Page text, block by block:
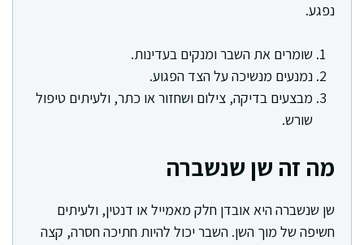
נפגע.
שומרים את השבר ומנקים בעדינות.
נמנעים מנשיכה על הצד הפגוע.
מבצעים בדיקה, צילום ושחזור או כתר, ולעיתים טיפול
שורש.
מה זה שן שנשברה
שן שנשברה היא אובדן חלק מאמייל או דנטין, ולעיתים
חשיפה של מוך השן. השבר יכול להיות חתיכה חסרה, קצה